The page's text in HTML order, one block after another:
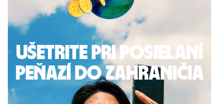
Ušetrite pri posielaní
peňazí do zahraničia